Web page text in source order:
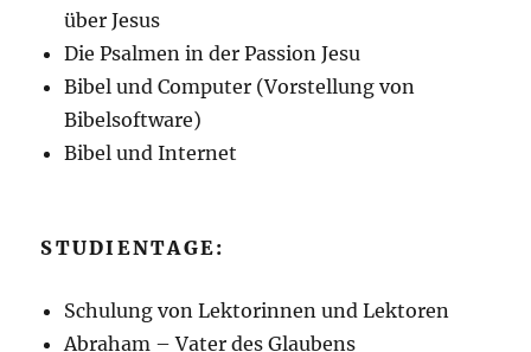
über Jesus
Die Psalmen in der Passion Jesu
Bibel und Computer (Vorstellung von
Bibelsoftware)
Bibel und Internet
STUDIENTAGE:
Schulung von Lektorinnen und Lektoren
Abraham – Vater des Glaubens